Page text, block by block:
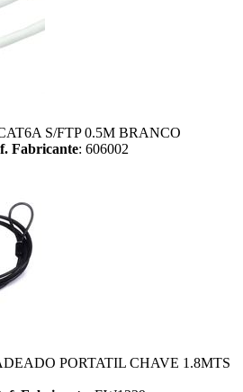
S/FTP 0.5M BRANCO
Fabricante: 606002
PORTATIL CHAVE 1.8MTS